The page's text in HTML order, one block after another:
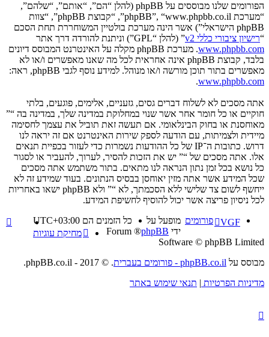
הפורומים שלנו מבוססים על phpBB (להלן “הם”, “אותם”, “שלהם”,
“מערכת phpBB”, “www.phpbb.co.il”, “קבוצת phpBB”, “צוות
phpBB הישראלי”) אשר הינה מערכת בולטיין המשוחררת תחת הסכם
“רישיון ציבורי כללי v2
” (להלן “GPL”) וניתנת להורדה דרך אתר
www.phpbb.com
. מערכת phpBB מקלה על האינטרנט המבוסס דיונים
בלבד, קבוצת phpBB אינה אחראית לכל מה שאנו מאפשרים ו/או לא
מאפשרים בתור תוכן מורשה ו/או מנוהל. למידע נוסף לגבי phpBB, ראה:
www.phpbb.com
.
אתה מסכים לא לשלוח דברים גסים, גזעניים, אלימים, פוגעים, בלתי
חוקיים או כל חומר אחר אשר שנוי במחלוקת במדינה שלך, במדינה בה “”
מאוחסנת או בחוק הבינלאומי. אם תעשה זאת תוביל את עצמך לחסימה
מיידית ולצמיתות, עם הודעה לספק שירות האינטרנט אם זה יראה לנו
דרוש. כתובות ה־IP של כל ההודעות נשמרות כדי לעזור בכפיית תנאים
אלו. אתה מסכים של “” יש את הזכות להסיר, לערוך, להעביר או לסגור
כל נושא בכל זמן נתון הנראה לנו מתאים. בתור משתמש אתה מסכים
שכל המידע אשר אתה מזין יאוחסן בבסיס הנתונים. בעוד שמידע זה לא
ייחשף לשום צד שלישי ללא הסכמתך, לא “” ולא phpBB ישאו באחריות
לכל ניסיון פריצה אשר יכול להוסיף לחשיפת המידע.
VGF פורומים כל הזמנים הם UTC+03:00
מחיקת עוגיות
מופעל על
ידי phpBB
® Forum
Software © phpBB Limited
מבוסס על phpBB.co.il - פורומים בעברית
. © 2017 - phpBB.co.il.
מדיניות הפרטיות | תנאי שימוש באתר